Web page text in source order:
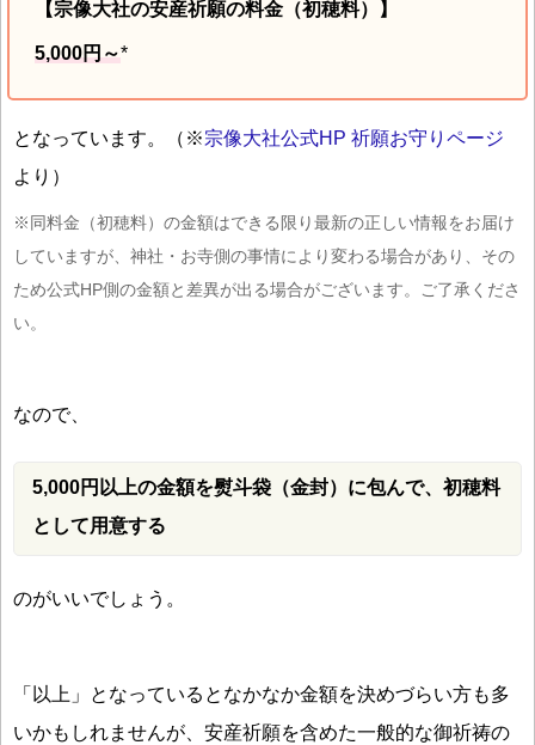
【宗像大社の安産祈願の料金（初穂料）】
5,000円～*
となっています。（※宗像大社公式HP 祈願お守りページ
より）
※同料金（初穂料）の金額はできる限り最新の正しい情報をお届け
していますが、神社・お寺側の事情により変わる場合があり、その
ため公式HP側の金額と差異が出る場合がございます。ご了承くださ
い。
なので、
5,000円以上の金額を熨斗袋（金封）に包んで、初穂料
として用意する
のがいいでしょう。
「以上」となっているとなかなか金額を決めづらい方も多
いかもしれませんが、安産祈願を含めた一般的な御祈祷の